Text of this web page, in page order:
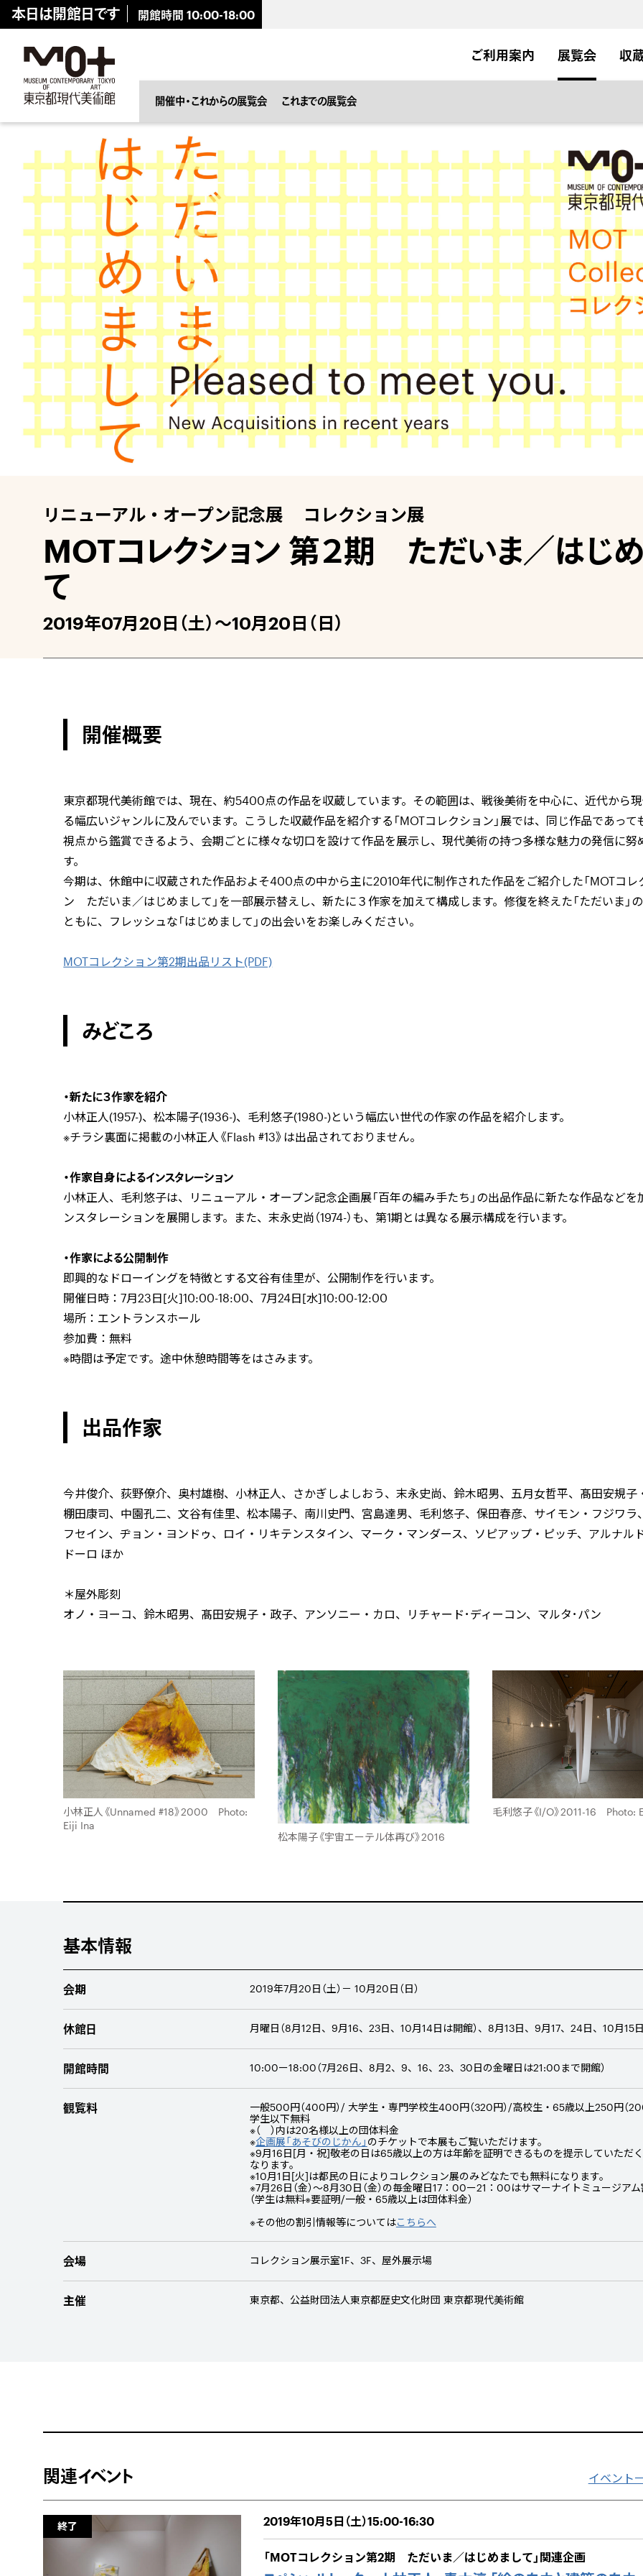
本日は開館日です 開館時間 10:00-18:00
ご利用案内 展覧会 収
展覧会 開催中・これからの展覧会 これまでの展覧会
リニューアル・オープン記念展 コレクション展
MOTコレクション 第２期 ただいま／はじ
て
2019年07月20日（土）〜10月20日（日）
開催概要
東京都現代美術館では、現在、約5400点の作品を収蔵しています。その範囲は、戦後美術を中心に、近代から
る幅広いジャンルに及んでいます。こうした収蔵作品を紹介する「MOTコレクション」展では、同じ作品であって
視点から鑑賞できるよう、会期ごとに様々な切口を設けて作品を展示し、現代美術の持つ多様な魅力の発信に努
す。
今期は、休館中に収蔵された作品およそ400点の中から主に2010年代に制作された作品をご紹介した「MOTコレ
ン ただいま／はじめまして」を一部展示替えし、新たに３作家を加えて構成します。修復を終えた「ただいま」
ともに、フレッシュな「はじめまして」の出会いをお楽しみください。
MOTコレクション第2期出品リスト(PDF)
みどころ
・新たに３作家を紹介
小林正人(1957-)、松本陽子(1936-)、毛利悠子(1980-)という幅広い世代の作家の作品を紹介します。
※チラシ裏面に掲載の小林正人《Flash #13》は出品されておりません。
・作家自身によるインスタレーション
小林正人、毛利悠子は、リニューアル・オープン記念企画展「百年の編み手たち」の出品作品に新たな作品などを
ンスタレーションを展開します。また、末永史尚（1974-）も、第1期とは異なる展示構成を行います。
・作家による公開制作
即興的なドローイングを特徴とする文谷有佳里が、公開制作を行います。
開催日時：7月23日[火]10:00-18:00、7月24日[水]10:00-12:00
場所：エントランスホール
参加費：無料
※時間は予定です。途中休憩時間等をはさみます。
出品作家
今井俊介、荻野僚介、奥村雄樹、小林正人、さかぎしよしおう、末永史尚、鈴木昭男、五月女哲平、髙田安規子
棚田康司、中園孔二、文谷有佳里、松本陽子、南川史門、宮島達男、毛利悠子、保田春彦、サイモン・フジワラ
フセイン、ヂョン・ヨンドゥ、ロイ・リキテンスタイン、マーク・マンダース、ソピアップ・ピッチ、アルナル
ドーロ ほか
＊屋外彫刻
オノ・ヨーコ、鈴木昭男、髙田安規子・政子、アンソニー・カロ、リチャード･ディーコン、マルタ･パン
小林正人《Unnamed #18》2000 Photo:
Eiji Ina
松本陽子《宇宙エーテル体再び》2016
毛利悠子《I/O》2011-16 Photo:
基本情報
会期 2019年7月20日（土）－ 10月20日（日）
休館日 月曜日（8月12日、9月16、23日、10月14日は開館）、8月13日、9月17、24日、10月15
開館時間 10:00ー18:00（7月26日、8月2、9、16、23、30日の金曜日は21:00まで開館）
観覧料
一般500円（400円）/ 大学生・専門学校生400円（320円）/高校生・65歳以上250円（
学生以下無料
※（ ）内は20名様以上の団体料金
※企画展「あそびのじかん」 のチケットで本展もご覧いただけます。
※9月16日[月・祝]敬老の日は65歳以上の方は年齢を証明できるものを提示していただ
なります。
※10月1日[火]は都民の日によりコレクション展のみどなたでも無料になります。
※7月26日（金）～8月30日（金）の毎金曜日17：00ー21：00はサマーナイトミュージア
（学生は無料※要証明/一般・65歳以上は団体料金）
※その他の割引情報等についてはこちらへ
会場 コレクション展示室1F、3F、屋外展示場
主催 東京都、公益財団法人東京都歴史文化財団 東京都現代美術館
関連イベント イベント
終了 2019年10月5日（土）15:00-16:30
「MOTコレクション第2期 ただいま／はじめまして」関連企画